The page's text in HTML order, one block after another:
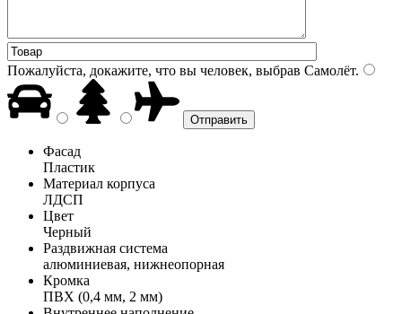
Пожалуйста, докажите, что вы человек, выбрав Самолёт.
Фасад
Пластик
Материал корпуса
ЛДСП
Цвет
Черный
Раздвижная система
алюминиевая, нижнеопорная
Кромка
ПВХ (0,4 мм, 2 мм)